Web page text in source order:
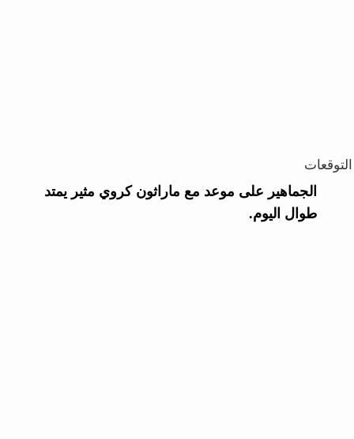
التوقعات
الجماهير على موعد مع ماراثون كروي مثير يمتد
طوال اليوم.